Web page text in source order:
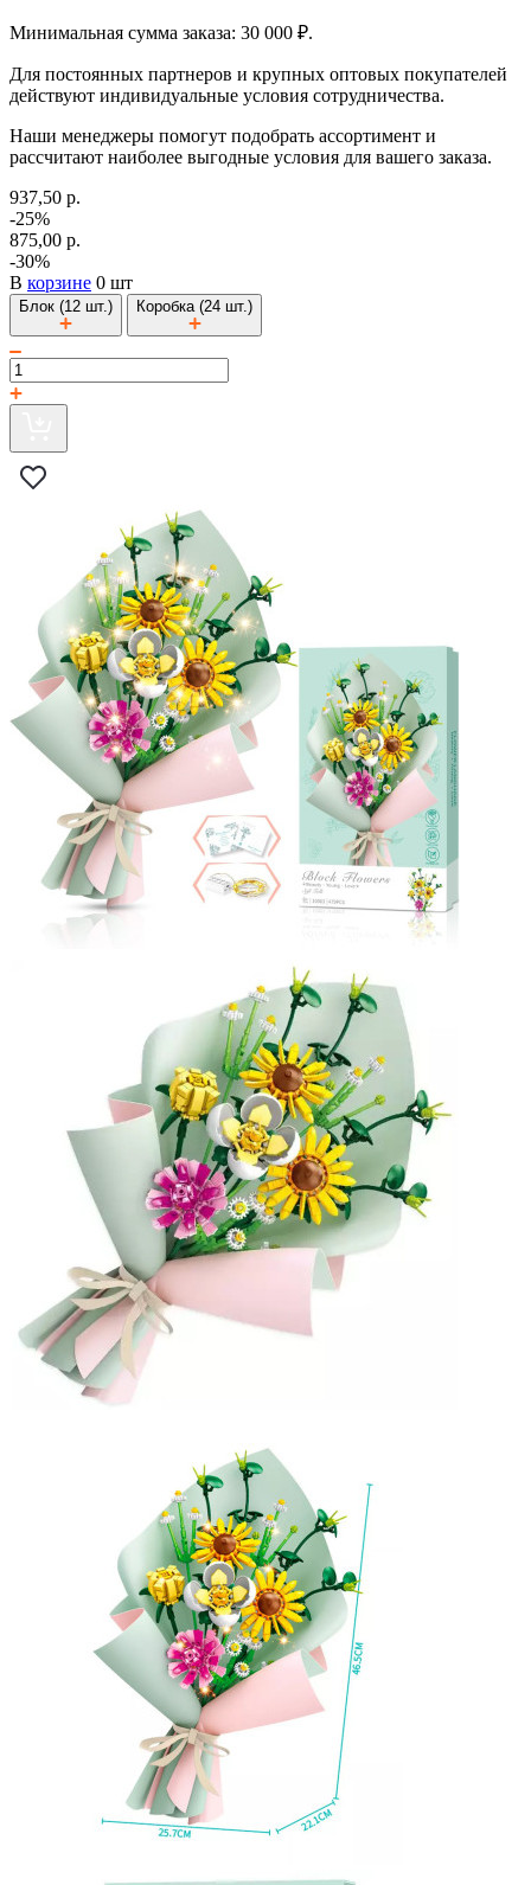
Минимальная сумма заказа: 30 000 ₽.
Для постоянных партнеров и крупных оптовых покупателей
действуют индивидуальные условия сотрудничества.
Наши менеджеры помогут подобрать ассортимент и
рассчитают наиболее выгодные условия для вашего заказа.
937,50 р.
-25%
875,00 р.
-30%
В корзине 0 шт
Блок (12 шт.) Коробка (24 шт.)